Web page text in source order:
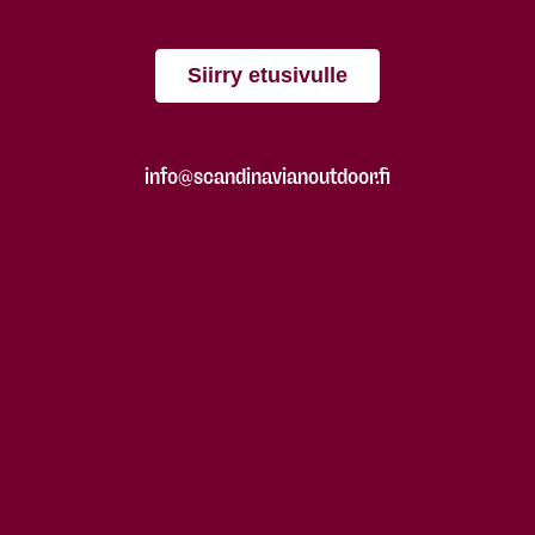
Siirry etusivulle
info@scandinavianoutdoor.fi